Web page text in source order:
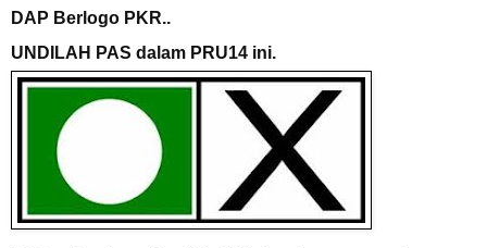
DAP Berlogo PKR..
UNDILAH PAS dalam PRU14 ini.